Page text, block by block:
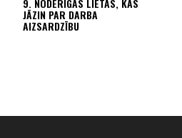
9. NODERĪGAS LIETAS, KAS
JĀZIN PAR DARBA
AIZSARDZĪBU